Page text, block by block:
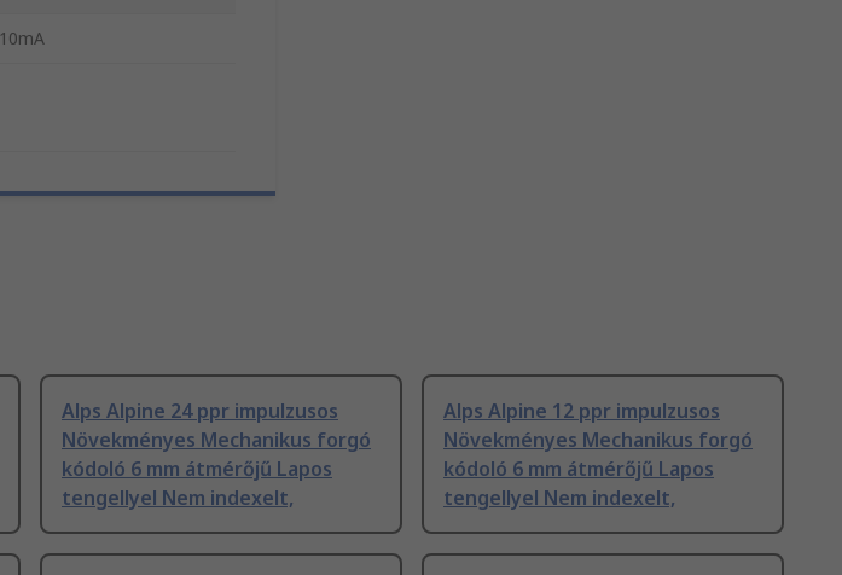
10mA
Alps Alpine 24 ppr impulzusos
Növekményes Mechanikus forgó
kódoló 6 mm átmérőjű Lapos
tengellyel Nem indexelt,
Alps Alpine 12 ppr impulzusos
Növekményes Mechanikus forgó
kódoló 6 mm átmérőjű Lapos
tengellyel Nem indexelt,